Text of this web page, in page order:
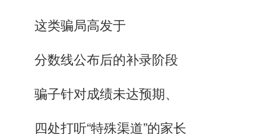
这类骗局高发于
分数线公布后的补录阶段
骗子针对成绩未达预期、
四处打听“特殊渠道”的家长